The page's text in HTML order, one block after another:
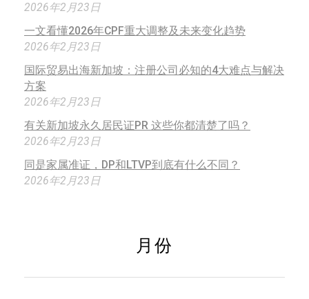
2026年2月23日
一文看懂2026年CPF重大调整及未来变化趋势
2026年2月23日
国际贸易出海新加坡：注册公司必知的4大难点与解决
方案
2026年2月23日
有关新加坡永久居民证PR 这些你都清楚了吗？
2026年2月23日
同是家属准证，DP和LTVP到底有什么不同？
2026年2月23日
月份